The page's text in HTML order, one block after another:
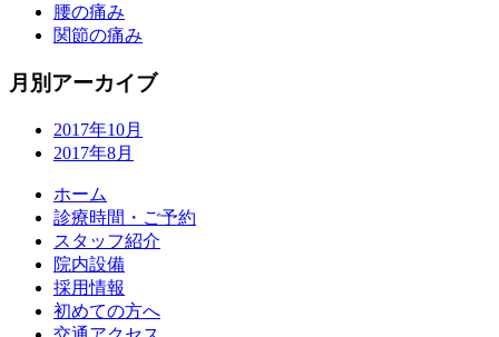
腰の痛み
関節の痛み
月別アーカイブ
2017年10月
2017年8月
ホーム
診療時間・ご予約
スタッフ紹介
院内設備
採用情報
初めての方へ